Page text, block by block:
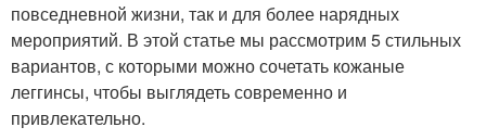
повседневной жизни, так и для более нарядных
мероприятий. В этой статье мы рассмотрим 5 стильных
вариантов, с которыми можно сочетать кожаные
леггинсы, чтобы выглядеть современно и
привлекательно.